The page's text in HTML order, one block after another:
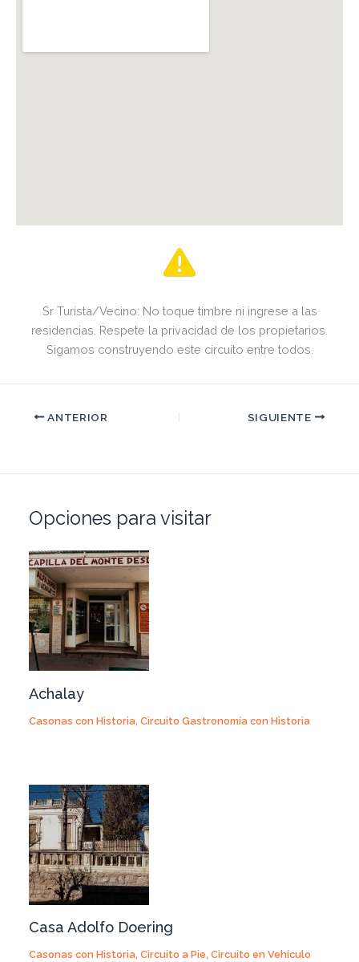
Sr Turista/Vecino: No toque timbre ni ingrese a las
residencias. Respete la privacidad de los propietarios.
Sigamos construyendo este circuito entre todos.
ANTERIOR SIGUIENTE
Opciones para visitar
Achalay
Casonas con Historia,Circuito Gastronomía con Historia
Casa Adolfo Doering
Casonas con Historia,Circuito a Pie,Circuito en Vehículo